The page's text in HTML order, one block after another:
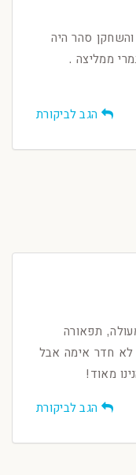
והשחקן סהר היה
ממליצה .
הגב לביקורת
תפאורה
לא חדר אימה אבל
הגב לביקורת